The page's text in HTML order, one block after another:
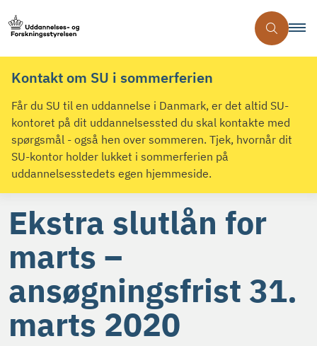
Kontakt om SU i sommerferien
Får du SU til en uddannelse i Danmark, er det altid SU-
kontoret på dit uddannelsessted du skal kontakte med
spørgsmål - også hen over sommeren. Tjek, hvornår dit
SU-kontor holder lukket i sommerferien på
uddannelsesstedets egen hjemmeside.
Ekstra slutlån for
marts –
ansøgningsfrist 31.
marts 2020